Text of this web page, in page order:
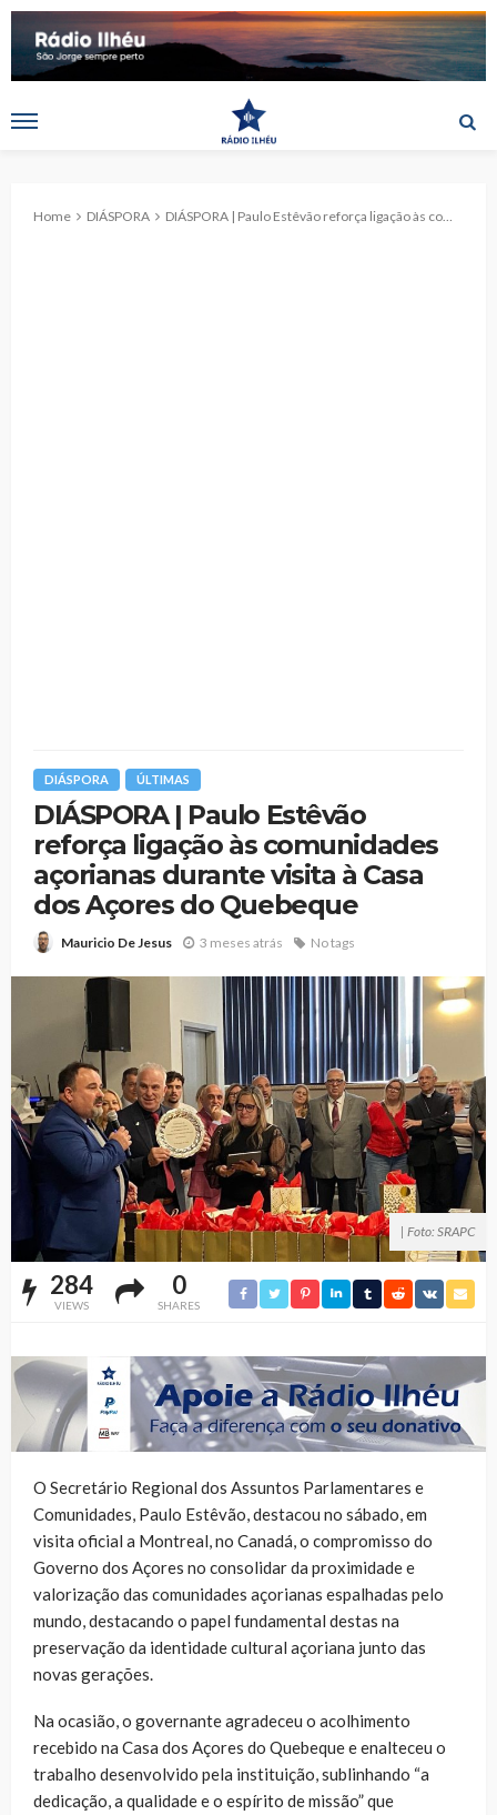
Home DIÁSPORA DIÁSPORA | Paulo Estêvão reforça ligação às comunidades açorianas durante visita à Casa dos Açores do Quebeque
DIÁSPORA ÚLTIMAS
DIÁSPORA | Paulo Estêvão
reforça ligação às comunidades
açorianas durante visita à Casa
dos Açores do Quebeque
Mauricio De Jesus 3 meses atrás No tags
| Foto: SRAPC
284
VIEWS
0
SHARES
O Secretário Regional dos Assuntos Parlamentares e
Comunidades, Paulo Estêvão, destacou no sábado, em
visita oficial a Montreal, no Canadá, o compromisso do
Governo dos Açores no consolidar da proximidade e
valorização das comunidades açorianas espalhadas pelo
mundo, destacando o papel fundamental destas na
preservação da identidade cultural açoriana junto das
novas gerações.
Na ocasião, o governante agradeceu o acolhimento
recebido na Casa dos Açores do Quebeque e enalteceu o
trabalho desenvolvido pela instituição, sublinhando “a
dedicação, a qualidade e o espírito de missão” que